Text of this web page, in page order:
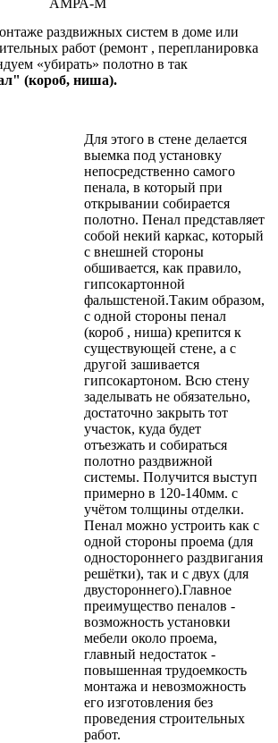
раздвижных систем в доме или
работ (ремонт , перепланировка
«убирать» полотно в так
(короб, ниша).
Для этого в стене делается
выемка под установку
непосредственно самого
пенала, в который при
открывании собирается
полотно. Пенал представляет
собой некий каркас, который
с внешней стороны
обшивается, как правило,
гипсокартонной
фальшстеной.Таким образом,
с одной стороны пенал
(короб , ниша) крепится к
существующей стене, а с
другой зашивается
гипсокартоном. Всю стену
заделывать не обязательно,
достаточно закрыть тот
участок, куда будет
отъезжать и собираться
полотно раздвижной
системы. Получится выступ
примерно в 120-140мм. с
учётом толщины отделки.
Пенал можно устроить как с
одной стороны проема (для
одностороннего раздвигания
решётки), так и с двух (для
двустороннего).Главное
преимущество пеналов -
возможность установки
мебели около проема,
главный недостаток -
повышенная трудоемкость
монтажа и невозможность
его изготовления без
проведения строительных
работ.